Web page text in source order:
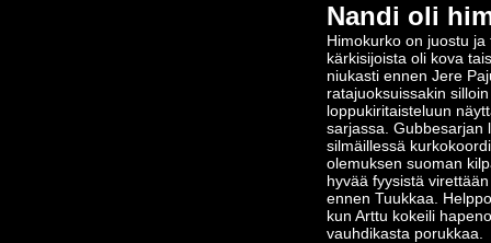
Nandi oli
Himokurko on juostu
kärkisijoista oli kova
niukasti ennen Jere
ratajuoksuissakin
loppukiritaisteluun
sarjassa. Gubbesarjan
silmäillessä
olemuksen suoman
hyvää fyysistä
ennen Tuukkaa.
kun Arttu kokeili
vauhdikasta porukkaa.